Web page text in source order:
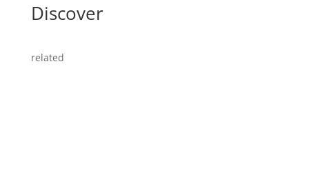
Discover
related